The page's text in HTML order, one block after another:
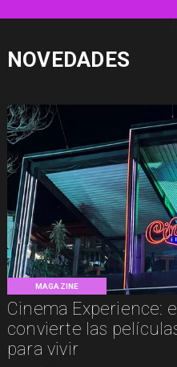
MAGAZINE
Cinema Experience:
convierte las
para vivir
NOVEDADES